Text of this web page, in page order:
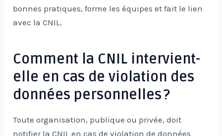
bonnes pratiques, forme les équipes et fait le lien
avec la CNIL.
Comment la CNIL intervient-
elle en cas de violation des
données personnelles ?
Toute organisation, publique ou privée, doit
notifier la CNIL en cas de violation de données